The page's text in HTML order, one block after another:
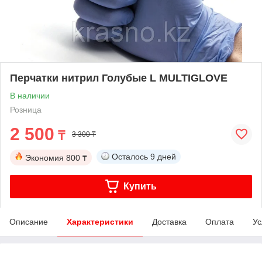
Перчатки нитрил Голубые L MULTIGLOVE
В наличии
Розница
2 500 ₸ 3 300 ₸
Экономия 800 ₸ Осталось 9 дней
Купить
Описание Характеристики Доставка Оплата